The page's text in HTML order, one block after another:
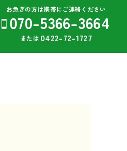
お急ぎの方は携帯にご連絡ください
070-5366-3664
または 0422-72-1727